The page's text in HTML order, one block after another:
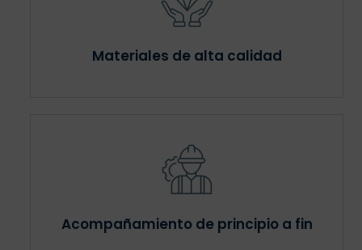
Materiales de alta calidad
Acompañamiento de principio a fin